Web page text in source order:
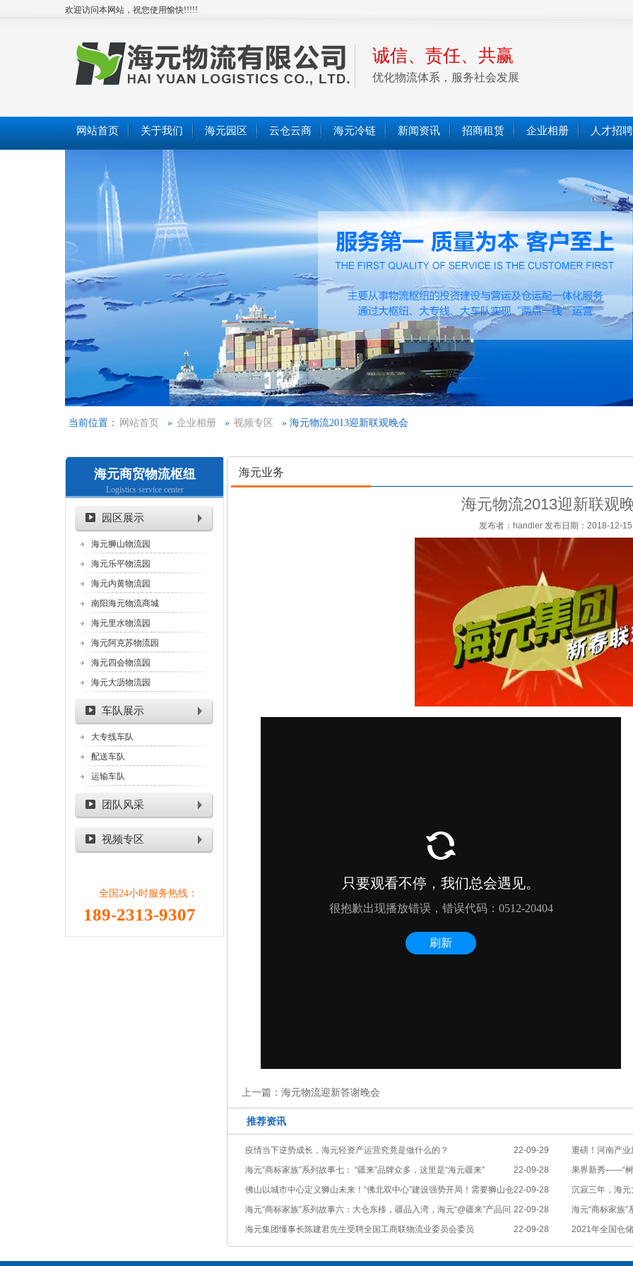
欢迎访问本网站，祝您使用愉快!!!!!
诚信、责任、共赢
优化物流体系，服务社会发展
网站首页 关于我们 海元园区 云仓云商 海元冷链 新闻资讯 招商租赁 企业相册 人才招聘
当前位置： 网站首页 » 企业相册 » 视频专区 » 海元物流2013迎新联观晚会
海元商贸物流枢纽
Logistics service center
园区展示
海元狮山物流园
海元乐平物流园
海元内黄物流园
南阳海元物流商城
海元里水物流园
海元阿克苏物流园
海元四会物流园
海元大沥物流园
车队展示
大专线车队
配送车队
运输车队
团队风采
视频专区
全国24小时服务热线：
189-2313-9307
海元业务
海元物流2013迎新联观
发布者：handler 发布日期：2018-12-15
上一篇： 海元物流迎新答谢晚会
推荐资讯
22-09-29
疫情当下逆势成长，海元轻资产运营究竟是做什么的？
重磅！河南产业
举行
22-09-28
海元“商标家族”系列故事七： “疆来”品牌众多，这里是“海元疆来”
果界新秀——“树
22-09-28
佛山以城市中心定义狮山未来！“佛北双中心”建设强势开局！需要狮山仓
库的机会又来了！
沉寂三年，海
22-09-28
海元“商标家族”系列故事六：大仓东移，疆品入湾，海元“@疆来”产品问
世
海元“商标家族”
22-09-28
海元集团懂事长陈建君先生受聘全国工商联物流业委员会委员
2021年全国仓
名及全国冷链